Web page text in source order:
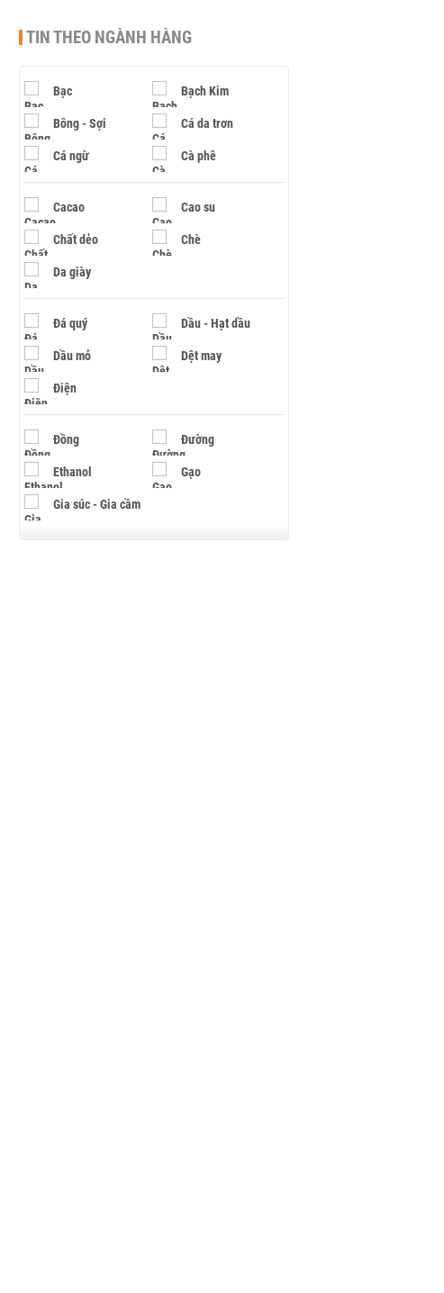
TIN THEO NGÀNH HÀNG
Bạc Bạch Kim
Bông - Sợi Cá da trơn
Cá ngừ Cà phê
Cacao Cao su
Chất dẻo Chè
Da giày
Đá quý Dầu - Hạt dầu
Dầu mỏ Dệt may
Điện
Đồng Đường
Ethanol Gạo
Gia súc - Gia cầm